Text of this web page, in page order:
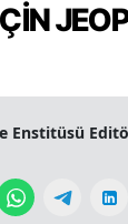
Enstitüsü